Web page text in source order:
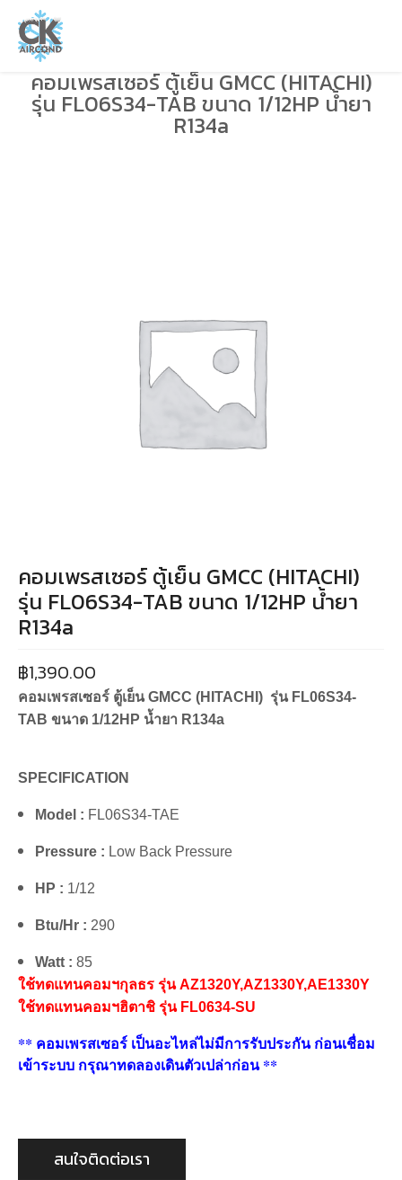
คอมเพรสเซอร์ ตู้เย็น GMCC (HITACHI)
รุ่น FL06S34-TAB ขนาด 1/12HP น้ำยา
R134a
คอมเพรสเซอร์ ตู้เย็น GMCC (HITACHI)
รุ่น FL06S34-TAB ขนาด 1/12HP น้ำยา
R134a
฿1,390.00
คอมเพรสเซอร์ ตู้เย็น GMCC (HITACHI) รุ่น FL06S34-
TAB ขนาด 1/12HP น้ำยา R134a
SPECIFICATION
Model : FL06S34-TAE
Pressure : Low Back Pressure
HP : 1/12
Btu/Hr : 290
Watt :85
ใช้ทดแทนคอมฯกุลธร รุ่น AZ1320Y,AZ1330Y,AE1330Y
ใช้ทดแทนคอมฯฮิตาชิ รุ่น FL0634-SU
** คอมเพรสเซอร์ เป็นอะไหล่ไม่มีการรับประกัน ก่อนเชื่อม
เข้าระบบ กรุณาทดลองเดินตัวเปล่าก่อน **
สนใจติดต่อเรา